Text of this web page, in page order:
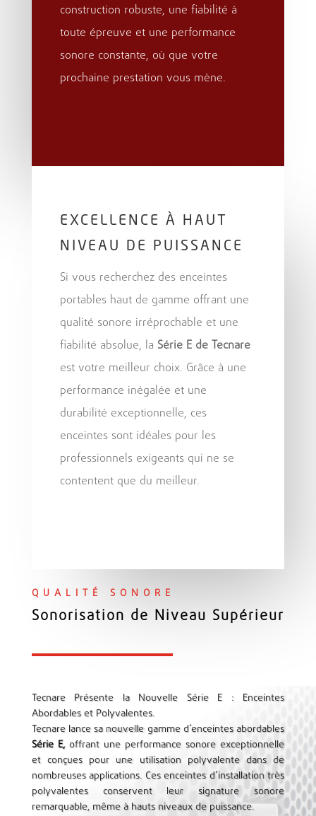
construction robuste, une fiabilité à
toute épreuve et une performance
sonore constante, où que votre
prochaine prestation vous mène.
EXCELLENCE À HAUT
NIVEAU DE PUISSANCE
Si vous recherchez des enceintes
portables haut de gamme offrant une
qualité sonore irréprochable et une
fiabilité absolue, la Série E de Tecnare
est votre meilleur choix. Grâce à une
performance inégalée et une
durabilité exceptionnelle, ces
enceintes sont idéales pour les
professionnels exigeants qui ne se
contentent que du meilleur.
QUALITÉ SONORE
Sonorisation de Niveau Supérieur
Tecnare Présente la Nouvelle Série E : Enceintes
Abordables et Polyvalentes.
Tecnare lance sa nouvelle gamme d’enceintes abordables
Série E,offrant une performance sonore exceptionnelle
et conçues pour une utilisation polyvalente dans de
nombreuses applications. Ces enceintes d’installation très
polyvalentes conservent leur signature sonore
remarquable, même à hauts niveaux de puissance.